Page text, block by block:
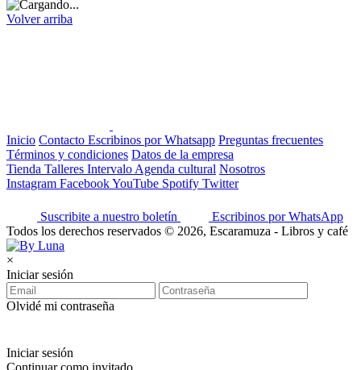
Volver arriba
Inicio Contacto Escribinos por Whatsapp Preguntas frecuentes
Términos y condiciones Datos de la empresa
Tienda Talleres Intervalo Agenda cultural Nosotros
Instagram FacebookYouTube Spotify Twitter
Suscribite a nuestro boletín
Escribinos por WhatsApp
Todos los derechos reservados © 2026, Escaramuza - Libros y café
×
Iniciar sesión
Olvidé mi contraseña
Iniciar sesión
Continuar como invitado